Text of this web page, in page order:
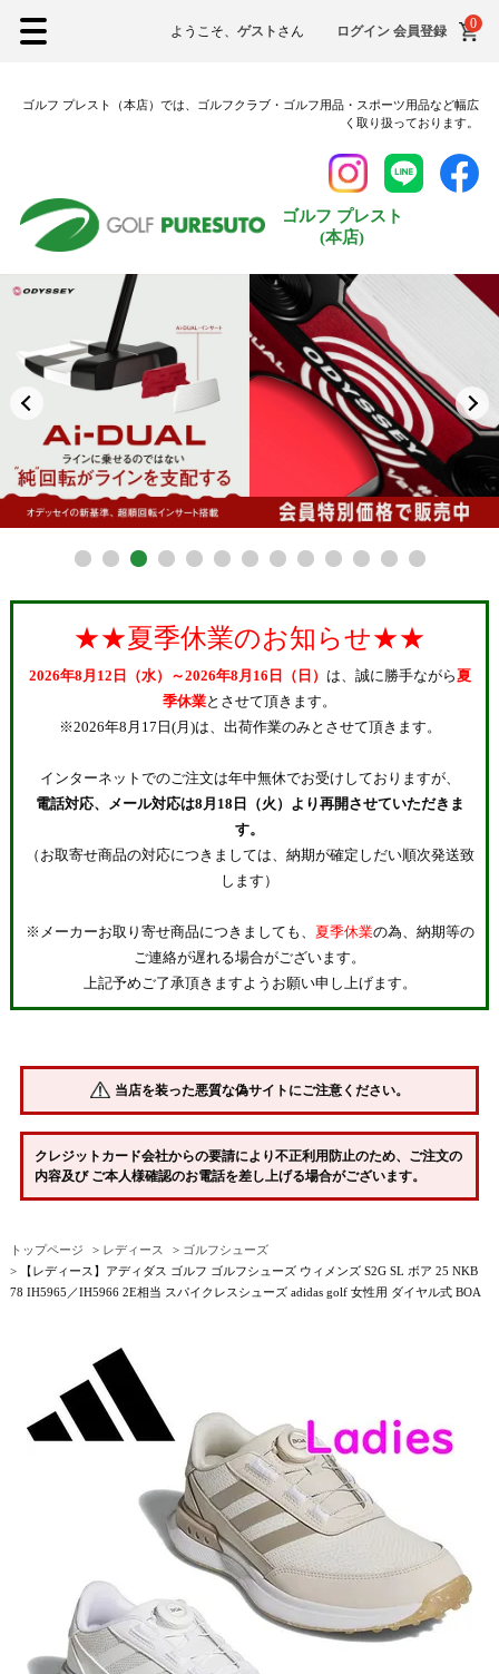
ようこそ、 ゲスト さん ログイン 会員登録 0
ゴルフ プレスト（本店）では、ゴルフクラブ・ゴルフ用品・スポーツ用品など幅広
く取り扱っております。
ゴルフ プレスト
(本店)
★★夏季休業のお知らせ★★
2026年8月12日（水）～2026年8月16日（日） は、誠に勝手ながら夏
季休業とさせて頂きます。
※2026年8月17日(月)は、出荷作業のみとさせて頂きます。
インターネットでのご注文は年中無休でお受けしておりますが、
電話対応、メール対応は8月18日（火）より再開させていただきま
す。
（お取寄せ商品の対応につきましては、納期が確定しだい順次発送致
します）
※メーカーお取り寄せ商品につきましても、 夏季休業の為、納期等の
ご連絡が遅れる場合がございます。
上記予めご了承頂きますようお願い申し上げます。
当店を装った悪質な偽サイトにご注意ください。
クレジットカード会社からの要請により不正利用防止のため、ご注文の
内容及び ご本人様確認のお電話を差し上げる場合がございます。
トップページ レディース
ゴルフシューズ
【レディース】アディダス ゴルフ ゴルフシューズ ウィメンズ S2G SL ボア 25 NKB
78 IH5965／IH5966 2E相当 スパイクレスシューズ adidas golf 女性用 ダイヤル式 BOA